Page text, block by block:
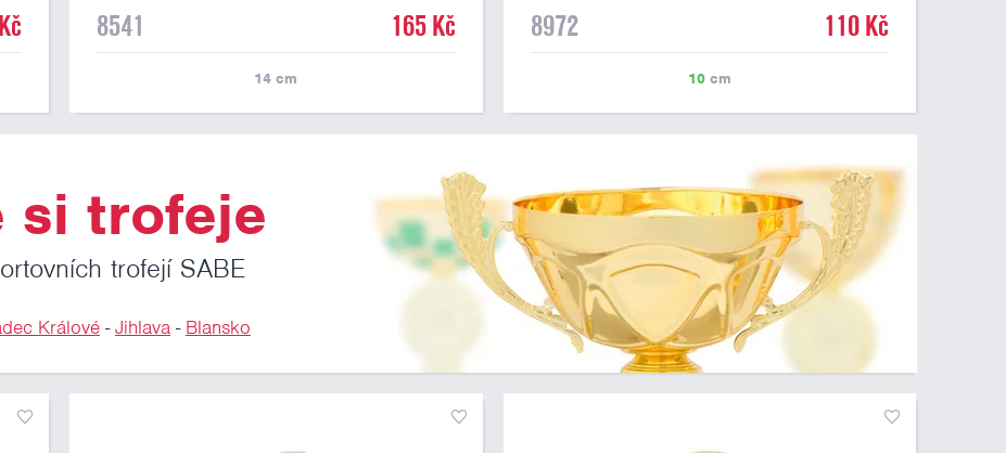
hokejistu je možné umístit laserový štítek nebo lesklý
štítku na tuto hokejovou trofej můžete přiložit v prvním
8541 165 Kč
14 cm
8972
110 Kč
10cm
si trofeje
trofejí SABE
Králové-Jihlava- Blansko